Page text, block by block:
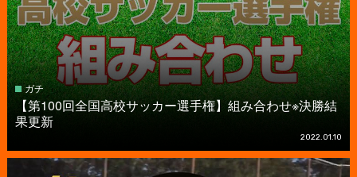
ガチ
【第100回全国高校サッカー選手権】組み合わせ※決勝結
果更新
2022.01.10